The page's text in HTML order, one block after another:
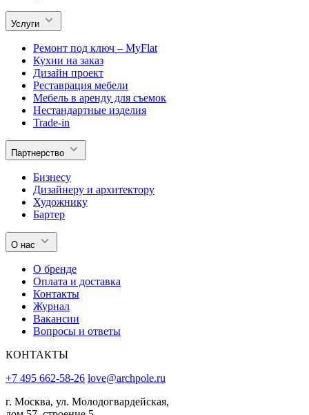
Услуги
Ремонт под ключ – MyFlat
Кухни на заказ
Дизайн проект
Реставрация мебели
Мебель в аренду для съемок
Нестандартные изделия
Trade-in
Партнерство
Бизнесу
Дизайнеру и архитектору
Художнику
Бартер
О нас
О бренде
Оплата и доставка
Контакты
Журнал
Вакансии
Вопросы и ответы
КОНТАКТЫ
+7 495 662-58-26 love@archpole.ru
г. Москва, ул. Молодогвардейская,